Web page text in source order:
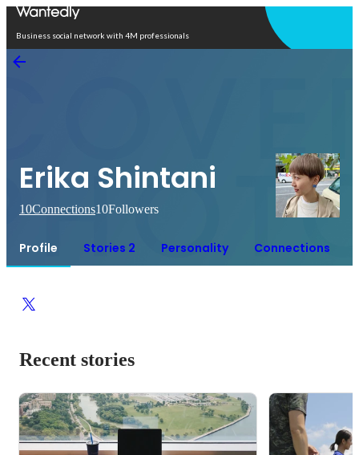
Business social network with 4M professionals
Erika Shintani
10Connections10Followers
Profile Stories 2 Personality Connections
Recent stories